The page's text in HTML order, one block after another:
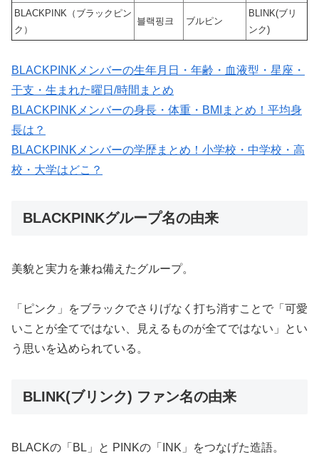
BLACKPINK（ブラックピン
ク）
블랙핑크 ブルピン
BLINK(ブリ
ンク)
BLACKPINKメンバーの生年月日・年齢・血液型・星座・
干支・生まれた曜日/時間まとめ
BLACKPINKメンバーの身長・体重・BMIまとめ！平均身
長は？
BLACKPINKメンバーの学歴まとめ！小学校・中学校・高
校・大学はどこ？
BLACKPINKグループ名の由来
美貌と実力を兼ね備えたグループ。
「ピンク」をブラックでさりげなく打ち消すことで「可愛
いことが全てではない、見えるものが全てではない」とい
う思いを込められている。
BLINK(ブリンク) ファン名の由来
BLACKの「BL」と PINKの「INK」をつなげた造語。